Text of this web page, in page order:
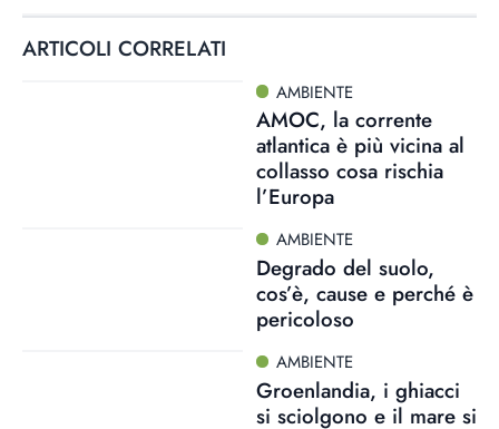
ARTICOLI CORRELATI
AMBIENTE
AMOC, la corrente
atlantica è più vicina al
collasso cosa rischia
l’Europa
AMBIENTE
Degrado del suolo,
cos’è, cause e perché è
pericoloso
AMBIENTE
Groenlandia, i ghiacci
si sciolgono e il mare si